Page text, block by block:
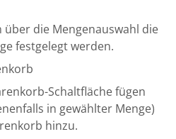
die Mengenauswahl die
festgelegt werden.
Schaltfläche fügen
in gewählter Menge)
hinzu.